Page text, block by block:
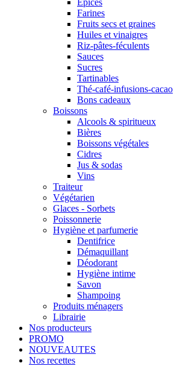
Epices
Farines
Fruits secs et graines
Huiles et vinaigres
Riz-pâtes-féculents
Sauces
Sucres
Tartinables
Thé-café-infusions-cacao
Bons cadeaux
Boissons
Alcools & spiritueux
Bières
Boissons végétales
Cidres
Jus & sodas
Vins
Traiteur
Végétarien
Glaces - Sorbets
Poissonnerie
Hygiène et parfumerie
Dentifrice
Démaquillant
Déodorant
Hygiène intime
Savon
Shampoing
Produits ménagers
Librairie
Nos producteurs
PROMO
NOUVEAUTES
Nos recettes